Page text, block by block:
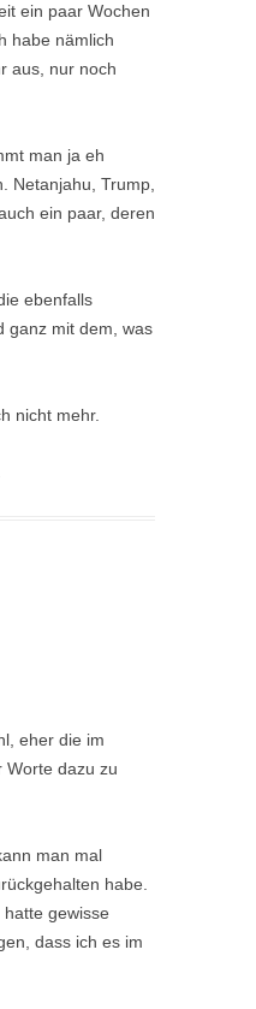
ein paar Wochen
habe nämlich
aus, nur noch
man ja eh
Netanjahu, Trump,
ein paar, deren
ebenfalls
ganz mit dem, was
nicht mehr.
eher die im
Worte dazu zu
man mal
habe.
gewisse
dass ich es im